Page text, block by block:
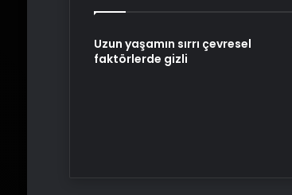
Uzun yaşamın sırrı çevresel
faktörlerde gizli